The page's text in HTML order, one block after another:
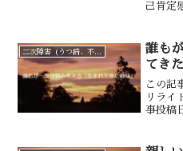
己肯定
己肯定
問先日
誰も
てき
この記
リライ
事投稿
たこと